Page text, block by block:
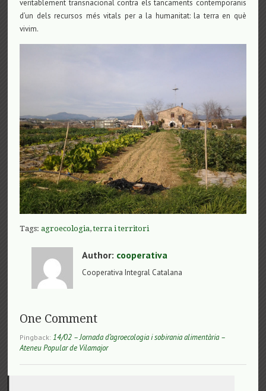
veritablement transnacional contra els tancaments contemporanis
d’un dels recursos més vitals per a la humanitat: la terra en què
vivim.
Tags:agroecologia,terra i territori
Author: cooperativa
Cooperativa Integral Catalana
One Comment
Pingback: 14/02 – Jornada d’agroecologia i sobirania alimentària –
Ateneu Popular de Vilamajor